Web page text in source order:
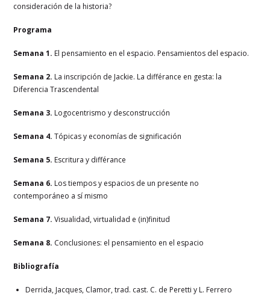
consideración de la historia?
Programa
Semana 1. El pensamiento en el espacio. Pensamientos del espacio.
Semana 2. La inscripción de Jackie. La différance en gesta: la
Diferencia Trascendental
Semana 3. Logocentrismo y desconstrucción
Semana 4. Tópicas y economías de significación
Semana 5. Escritura y différance
Semana 6. Los tiempos y espacios de un presente no
contemporáneo a sí mismo
Semana 7. Visualidad, virtualidad e (in)finitud
Semana 8. Conclusiones: el pensamiento en el espacio
Bibliografía
Derrida, Jacques, Clamor, trad. cast. C. de Peretti y L. Ferrero